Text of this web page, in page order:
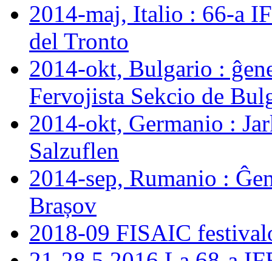
2014-maj, Italio : 66-a
del Tronto
2014-okt, Bulgario :
Fervojista Sekcio de
2014-okt, Germanio :
Salzuflen
2014-sep, Rumanio :
Brașov
2018-09 FISAIC